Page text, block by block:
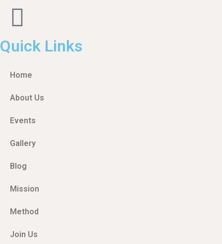
Quick Links
Home
About Us
Events
Gallery
Blog
Mission
Method
Join Us